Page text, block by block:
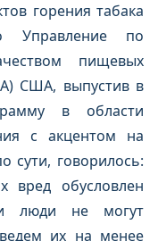
горения табака
Управление по
пищевых
США, выпустив в
в области
с акцентом на
сути, говорилось:
обусловлен
люди не могут
их на менее